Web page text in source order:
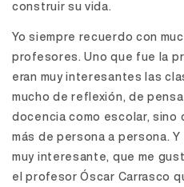
construir su vida.
Yo siempre recuerdo con
profesores. Uno que fue la
eran muy interesantes las
mucho de reflexión, de
docencia como escolar, sino
más de persona a persona.
muy interesante, que me
el profesor Óscar Carrasco